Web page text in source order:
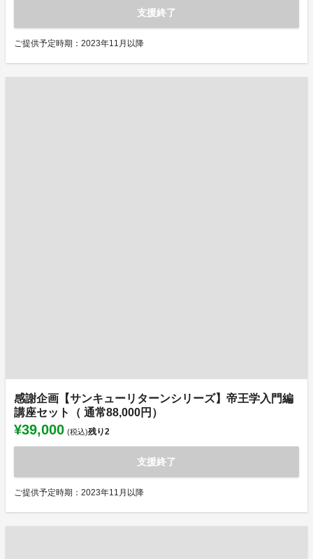
支援終了
ご提供予定時期：2023年11月以降
感謝企画【サンキューリターンシリーズ】帝王学入門編
講座セット（ 通常88,000円）
¥39,000 (税込)残り2
支援終了
ご提供予定時期：2023年11月以降